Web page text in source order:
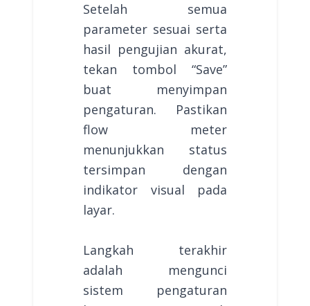
Setelah semua
parameter sesuai serta
hasil pengujian akurat,
tekan tombol “Save”
buat menyimpan
pengaturan. Pastikan
flow meter
menunjukkan status
tersimpan dengan
indikator visual pada
layar.
Langkah terakhir
adalah mengunci
sistem pengaturan